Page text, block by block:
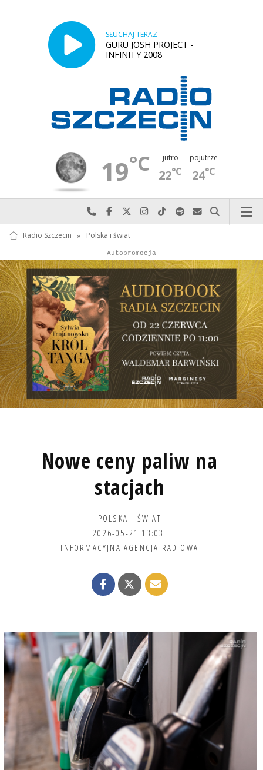
SŁUCHAJ TERAZ
GURU JOSH PROJECT -
INFINITY 2008
19°C jutro
22°C
pojutrze
24°C
Najlepiej po prostu do nas zadzwoń
Odwiedź nas na Facebook-u
Odwiedź nas na X
Odwiedź nas na Instagram-ie
Odwiedź nas na TikTok-u
Szukaj nas na Spotify
Wyślij do nas
Szukaj
Radio Szczecin » Polska i świat
Reklama
Autopromocja
Autopromocja
Nowe ceny paliw na
stacjach
POLSKA I ŚWIAT
2026-05-21 13:03
INFORMACYJNA AGENCJA RADIOWA